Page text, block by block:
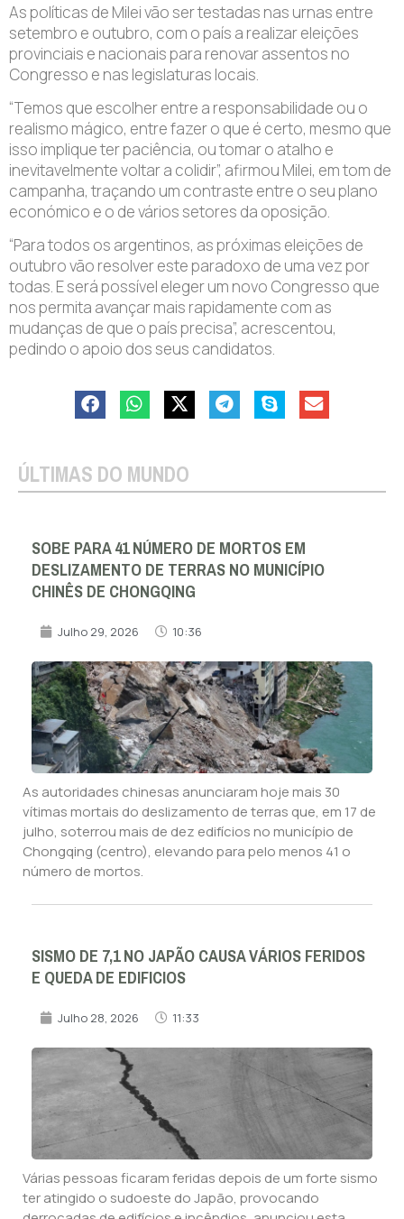
As políticas de Milei vão ser testadas nas urnas entre
setembro e outubro, com o país a realizar eleições
provinciais e nacionais para renovar assentos no
Congresso e nas legislaturas locais.
“Temos que escolher entre a responsabilidade ou o
realismo mágico, entre fazer o que é certo, mesmo que
isso implique ter paciência, ou tomar o atalho e
inevitavelmente voltar a colidir”, afirmou Milei, em tom de
campanha, traçando um contraste entre o seu plano
económico e o de vários setores da oposição.
“Para todos os argentinos, as próximas eleições de
outubro vão resolver este paradoxo de uma vez por
todas. E será possível eleger um novo Congresso que
nos permita avançar mais rapidamente com as
mudanças de que o país precisa”, acrescentou,
pedindo o apoio dos seus candidatos.
ÚLTIMAS DO MUNDO
SOBE PARA 41 NÚMERO DE MORTOS EM
DESLIZAMENTO DE TERRAS NO MUNICÍPIO
CHINÊS DE CHONGQING
Julho 29, 2026 10:36
As autoridades chinesas anunciaram hoje mais 30
vítimas mortais do deslizamento de terras que, em 17 de
julho, soterrou mais de dez edifícios no município de
Chongqing (centro), elevando para pelo menos 41 o
número de mortos.
SISMO DE 7,1 NO JAPÃO CAUSA VÁRIOS FERIDOS
E QUEDA DE EDIFICIOS
Julho 28, 2026 11:33
Várias pessoas ficaram feridas depois de um forte sismo
ter atingido o sudoeste do Japão, provocando